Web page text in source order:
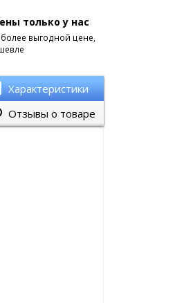
только у нас
выгодной цене,
Характеристики
Отзывы о товаре